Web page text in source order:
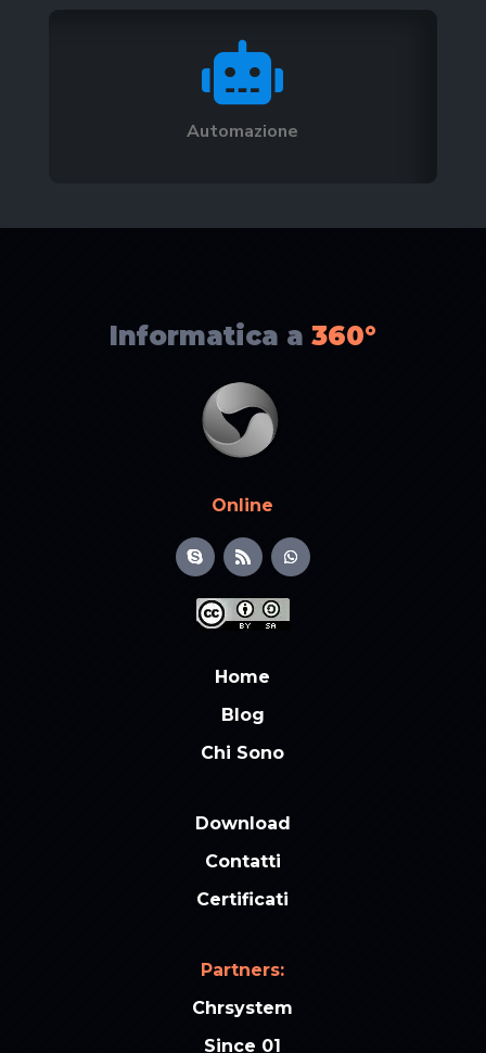

Automazione
Informatica a 360°
Online
Home
Blog
Chi Sono
Download
Contatti
Certificati
Partners:
Chrsystem
Since 01